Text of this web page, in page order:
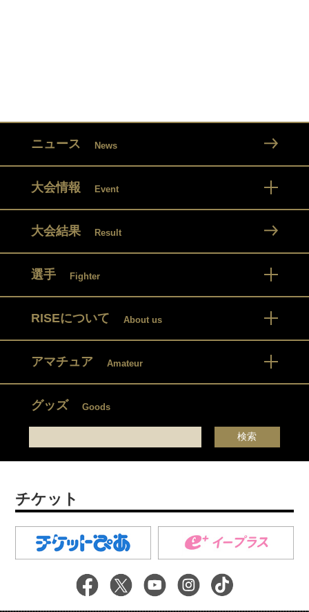
ニュース News
大会情報 Event
大会結果 Result
選手 Fighter
RISEについて About us
アマチュア Amateur
グッズ Goods
チケット